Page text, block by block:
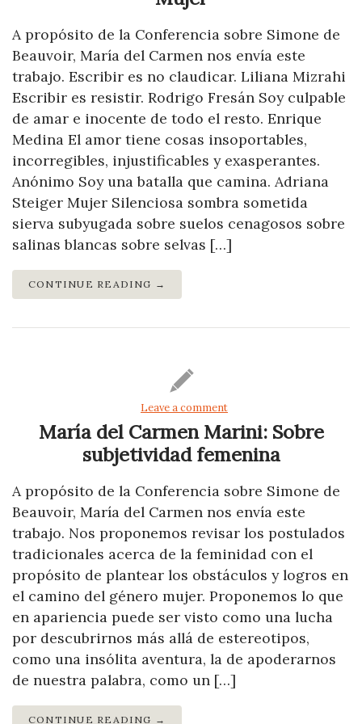
A propósito de la Conferencia sobre Simone de
Beauvoir, María del Carmen nos envía este
trabajo. Escribir es no claudicar. Liliana Mizrahi
Escribir es resistir. Rodrigo Fresán Soy culpable
de amar e inocente de todo el resto. Enrique
Medina El amor tiene cosas insoportables,
incorregibles, injustificables y exasperantes.
Anónimo Soy una batalla que camina. Adriana
Steiger Mujer Silenciosa sombra sometida
sierva subyugada sobre suelos cenagosos sobre
salinas blancas sobre selvas […]
CONTINUE READING →
Leave a comment
María del Carmen Marini: Sobre
subjetividad femenina
A propósito de la Conferencia sobre Simone de
Beauvoir, María del Carmen nos envía este
trabajo. Nos proponemos revisar los postulados
tradicionales acerca de la feminidad con el
propósito de plantear los obstáculos y logros en
el camino del género mujer. Proponemos lo que
en apariencia puede ser visto como una lucha
por descubrirnos más allá de estereotipos,
como una insólita aventura, la de apoderarnos
de nuestra palabra, como un […]
CONTINUE READING →